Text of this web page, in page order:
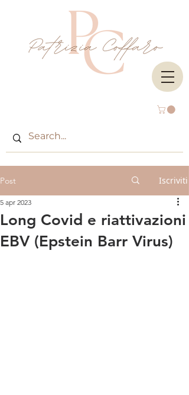
Post Iscriviti
Long Covid e riattivazioni
EBV (Epstein Barr Virus)
5 apr 2023